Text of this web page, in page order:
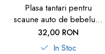
Plasa tantari pentru
scaune auto de bebelusi,
neagra, Reer
32,00 RON
In Stoc